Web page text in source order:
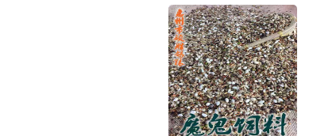
子小鸟吃的虫子黄粉虫大
麦虫宠物饲-鸡饲料(蕴橙
汇家居专营店仅售19.45
元)